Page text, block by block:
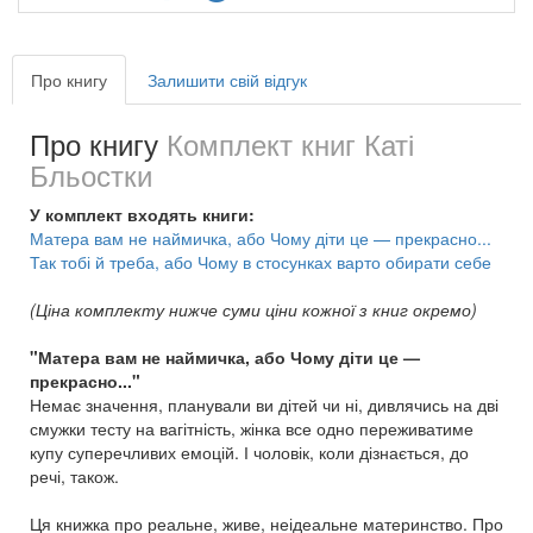
Про книгу Залишити свій відгук
Про книгу Комплект книг Каті
Бльостки
У комплект входять книги:
Матера вам не наймичка, або Чому діти це — прекрасно...
Так тобі й треба, або Чому в стосунках варто обирати себе
(Ціна комплекту нижче суми ціни кожної з книг окремо)
"Матера вам не наймичка, або Чому діти це —
прекрасно..."
Немає значення, планували ви дітей чи ні, дивлячись на дві
смужки тесту на вагітність, жінка все одно переживатиме
купу суперечливих емоцій. І чоловік, коли дізнається, до
речі, також.
Ця книжка про реальне, живе, неідеальне материнство. Про